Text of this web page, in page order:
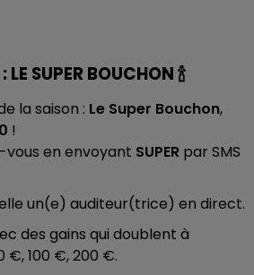
SUPER BOUCHON 🍾
la saison : Le Super Bouchon,
!
vous en envoyant SUPER par SMS
un(e) auditeur(trice) en direct.
des gains qui doublent à
€, 100 €, 200 €.